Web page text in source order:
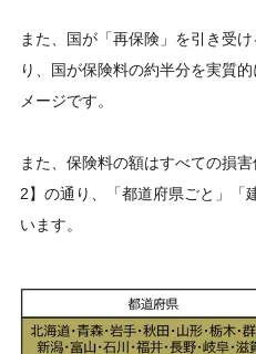
また、国が「再保険」を引き受
り、国が保険料の約半分を実質
メージです。
また、保険料の額はすべての損
2】の通り、「都道府県ごと」「
います。